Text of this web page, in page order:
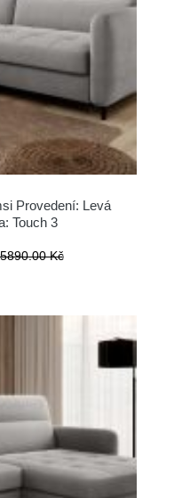
Provedení: Levá
Touch 3
Kč